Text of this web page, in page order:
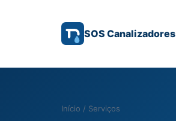
SOS Canalizadores
Início / Serviços